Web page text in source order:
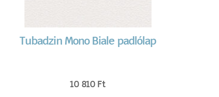
Tubadzin Mono Biale padlólap
10 810 Ft